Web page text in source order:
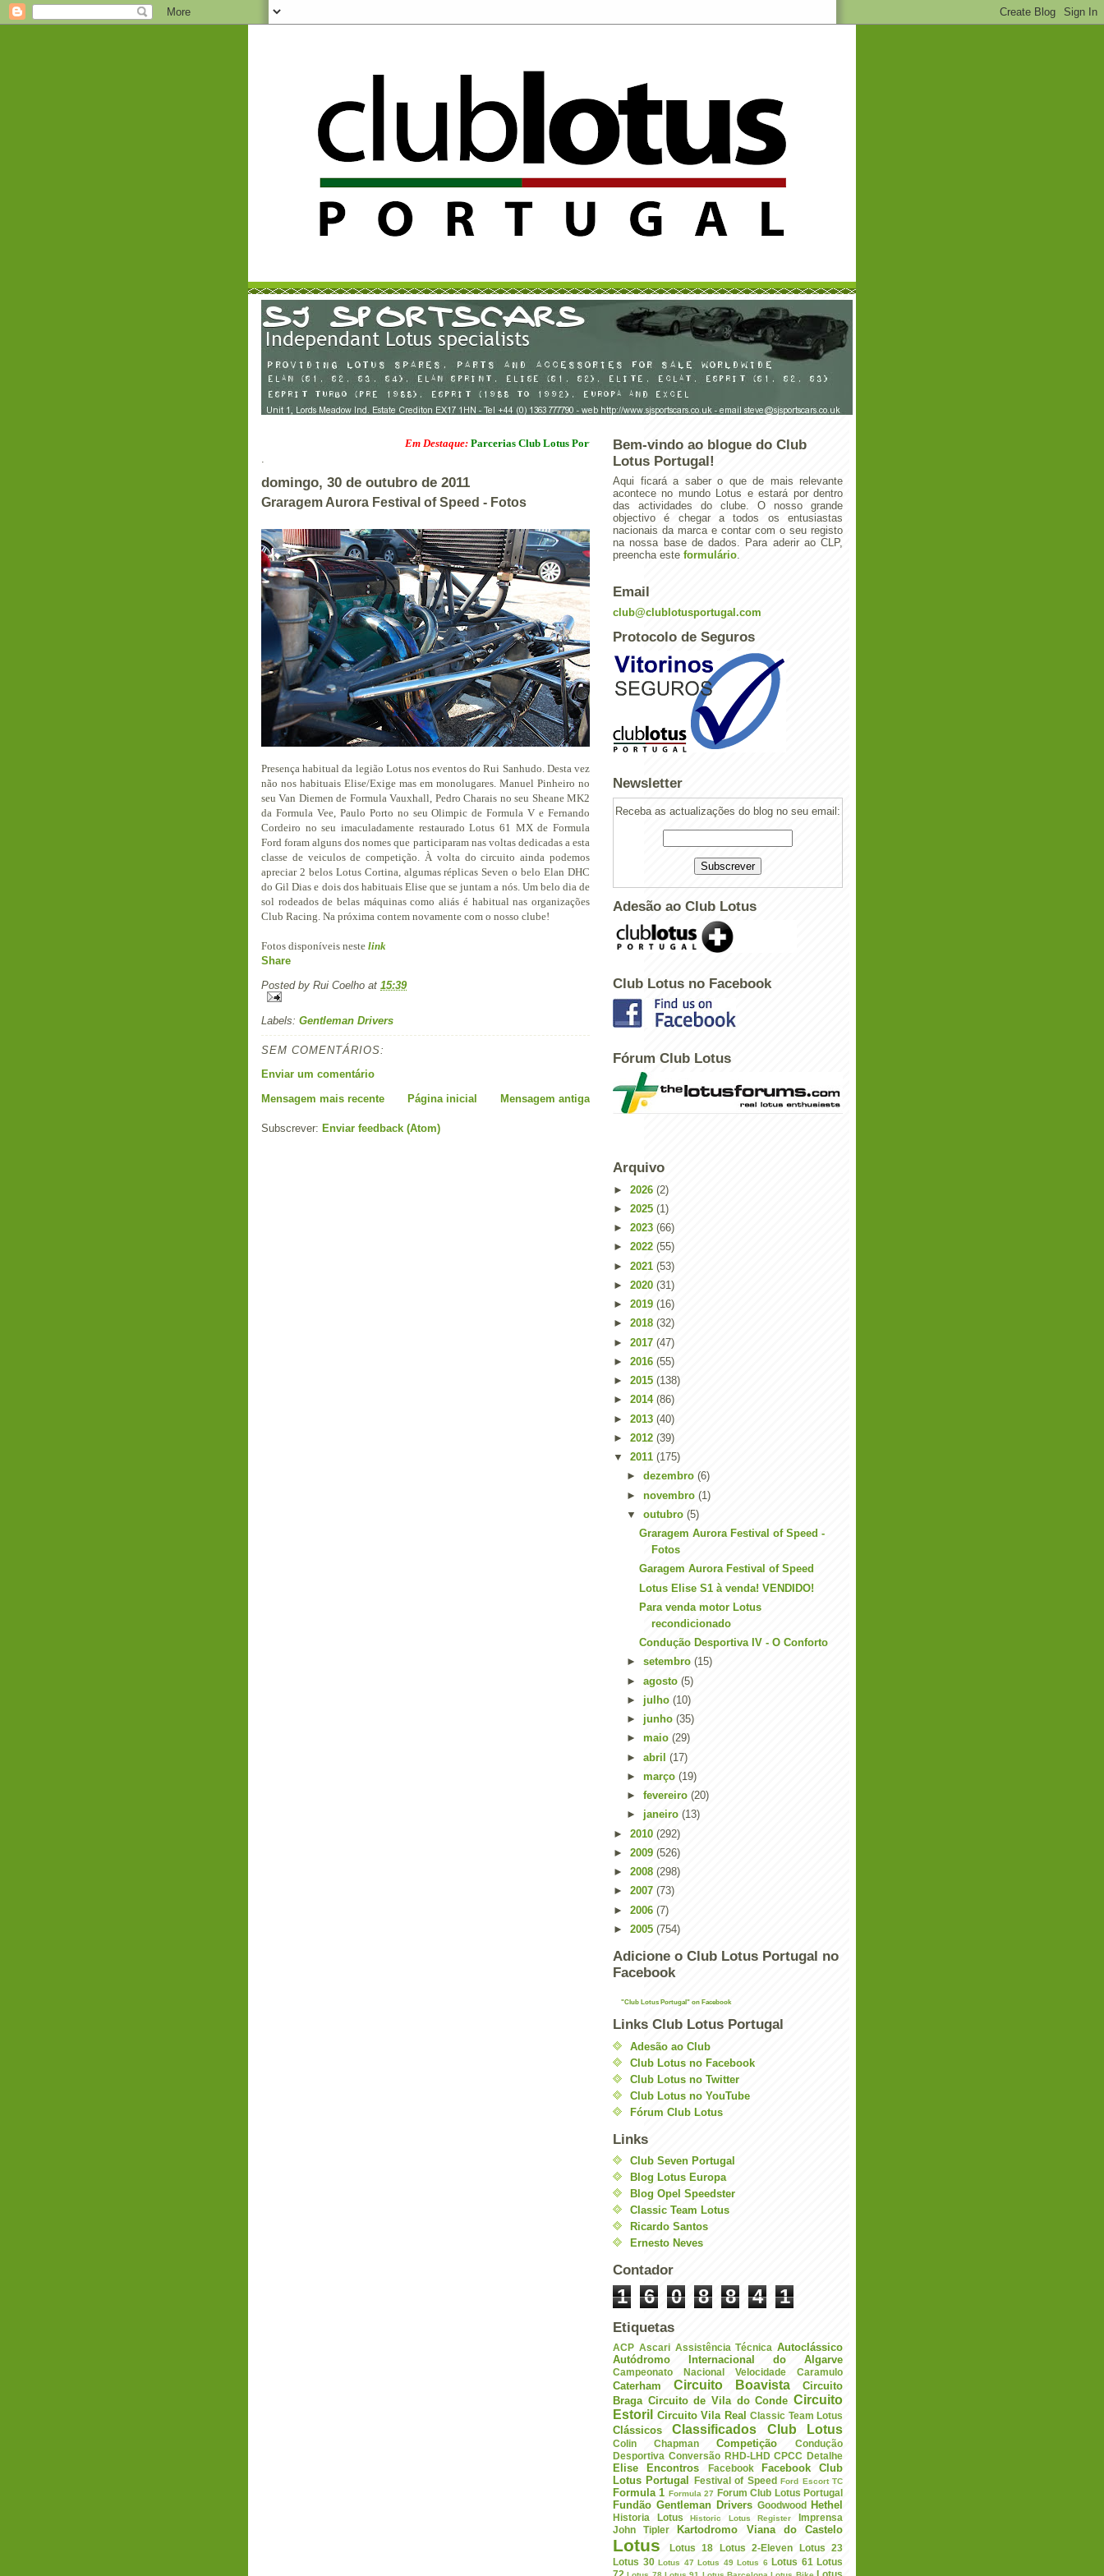
Em Destaque:Parcerias Club Lotus Portugal
domingo, 30 de outubro de 2011
Graragem Aurora Festival of Speed - Fotos
Presença habitual da legião Lotus nos eventos do Rui Sanhudo. Desta vez
não nos habituais Elise/Exige mas em monolugares. Manuel Pinheiro no
seu Van Diemen de Formula Vauxhall, Pedro Charais no seu Sheane MK2
da Formula Vee, Paulo Porto no seu Olimpic de Formula V e Fernando
Cordeiro no seu imaculadamente restaurado Lotus 61 MX de Formula
Ford foram alguns dos nomes que participaram nas voltas dedicadas a esta
classe de veiculos de competição. À volta do circuito ainda podemos
apreciar 2 belos Lotus Cortina, algumas réplicas Seven o belo Elan DHC
do Gil Dias e dois dos habituais Elise que se juntam a nós. Um belo dia de
sol rodeados de belas máquinas como aliás é habitual nas organizações
Club Racing. Na próxima contem novamente com o nosso clube!
Fotos disponíveis neste link
Share
Posted by Rui Coelho at 15:39
Labels: Gentleman Drivers
SEM COMENTÁRIOS:
Enviar um comentário
Mensagem mais recente
Mensagem antiga
Página inicial
Subscrever: Enviar feedback (Atom)
Bem-vindo ao blogue do Club
Lotus Portugal!
Aqui ficará a saber o que de mais relevante
acontece no mundo Lotus e estará por dentro
das actividades do clube. O nosso grande
objectivo é chegar a todos os entusiastas
nacionais da marca e contar com o seu registo
na nossa base de dados. Para aderir ao CLP,
preencha este formulário.
Email
club@clublotusportugal.com
Protocolo de Seguros
Newsletter
Receba as actualizações do blog no seu email:
Adesão ao Club Lotus
Club Lotus no Facebook
Fórum Club Lotus
Arquivo
► 2026 (2)
► 2025 (1)
► 2023 (66)
► 2022 (55)
► 2021 (53)
► 2020 (31)
► 2019 (16)
► 2018 (32)
► 2017 (47)
► 2016 (55)
► 2015 (138)
► 2014 (86)
► 2013 (40)
► 2012 (39)
▼ 2011 (175)
► dezembro (6)
► novembro (1)
▼ outubro (5)
Graragem Aurora Festival of Speed -
Fotos
Garagem Aurora Festival of Speed
Lotus Elise S1 à venda! VENDIDO!
Para venda motor Lotus
recondicionado
Condução Desportiva IV - O Conforto
► setembro (15)
► agosto (5)
► julho (10)
► junho (35)
► maio (29)
► abril (17)
► março (19)
► fevereiro (20)
► janeiro (13)
► 2010 (292)
► 2009 (526)
► 2008 (298)
► 2007 (73)
► 2006 (7)
► 2005 (754)
Adicione o Club Lotus Portugal no
Facebook
"Club Lotus Portugal" on Facebook
Links Club Lotus Portugal
Adesão ao Club
Club Lotus no Facebook
Club Lotus no Twitter
Club Lotus no YouTube
Fórum Club Lotus
Links
Club Seven Portugal
Blog Lotus Europa
Blog Opel Speedster
Classic Team Lotus
Ricardo Santos
Ernesto Neves
Contador
1 6 0 8 8 4 1
Etiquetas
ACP Ascari Assistência Técnica Autoclássico
Autódromo Internacional do Algarve
Campeonato Nacional Velocidade Caramulo
Caterham Circuito Boavista
Circuito
Braga Circuito de Vila do Conde Circuito
Estoril Circuito Vila Real Classic Team Lotus
Clássicos Classificados Club Lotus
Colin Chapman Competição
Condução
Desportiva Conversão RHD-LHD CPCC Detalhe
Elise Encontros Facebook
Facebook Club
Lotus Portugal
Festival of Speed Ford Escort TC
Formula 1 Formula 27 Forum Club Lotus Portugal
Fundão Gentleman Drivers Goodwood Hethel
Historia Lotus Historic Lotus Register
Imprensa
John Tipler
Kartodromo Viana do Castelo
Lotus Lotus 18 Lotus 2-Eleven
Lotus 23
Lotus 30 Lotus 47 Lotus 49 Lotus 6 Lotus 61 Lotus